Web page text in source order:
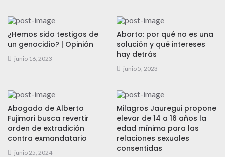
¿Hemos sido testigos de
un genocidio? | Opinión
junio 16, 2023
Aborto: por qué no es una
solución y qué intereses
hay detrás
junio 5, 2023
Abogado de Alberto
Fujimori busca revertir
orden de extradición
contra exmandatario
junio 25, 2024
Milagros Jauregui propone
elevar de 14 a 16 años la
edad mínima para las
relaciones sexuales
consentidas